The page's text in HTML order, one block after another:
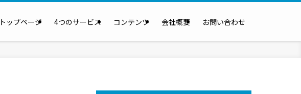
トップページ 4つのサービス コンテンツ 会社概要 お問い合わせ